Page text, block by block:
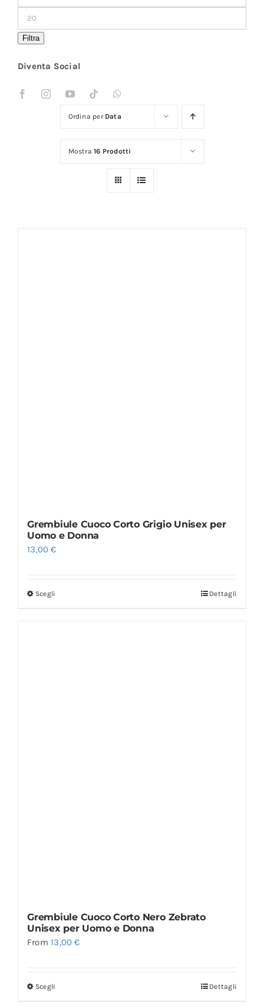
Coprisedie e Tovagliato
Isacco
Ordina per Data
Mostra16 Prodotti
Grembiule Cuoco Corto Grigio Unisex per
Uomo e Donna
13,00€
Scegli Dettagli
Grembiule Cuoco Corto Nero Zebrato
Unisex per Uomo e Donna
From13,00€
Scegli Dettagli
Min
Prezzo
Max
Filtra
Diventa Social